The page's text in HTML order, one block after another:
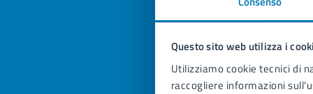
Questo sito web utilizza i
Utilizziamo cookie tecnici di
raccogliere informazioni